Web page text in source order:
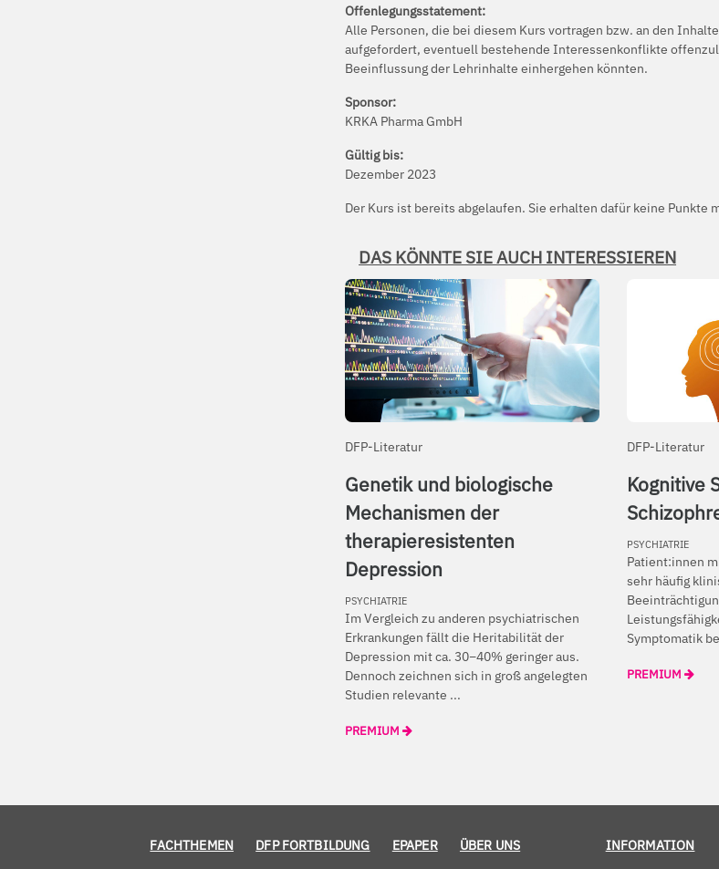
Offenlegungsstatement:
Alle Personen, die bei diesem Kurs vortragen bzw. an den
aufgefordert, eventuell bestehende Interessenkonflikte
Beeinflussung der Lehrinhalte einhergehen könnten.
Sponsor:
KRKA Pharma GmbH
Gültig bis:
Dezember 2023
Der Kurs ist bereits abgelaufen. Sie erhalten dafür keine Punkte
DAS KÖNNTE SIE AUCH INTERESSIEREN
DFP-Literatur
Genetik und biologische
Mechanismen der
therapieresistenten
Depression
PSYCHIATRIE
Im Vergleich zu anderen psychiatrischen
Erkrankungen fällt die Heritabilität der
Depression mit ca. 30−40% geringer aus.
Dennoch zeichnen sich in groß angelegten
Studien relevante ...
PREMIUM
DFP-Literatur
Kognitive
PSYCHIATRIE
Patient:innen
sehr häufig
Symptomatik
PREMIUM
FACHTHEMEN DFP FORTBILDUNG EPAPER ÜBER UNS INFORMATION